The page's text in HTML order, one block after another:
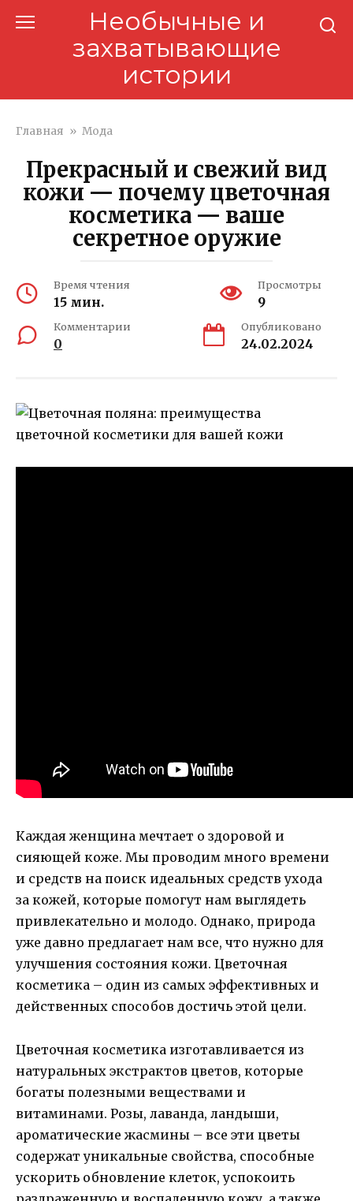
Необычные и
захватывающие
истории
Главная » Мода
Прекрасный и свежий вид
кожи — почему цветочная
косметика — ваше
секретное оружие
Время чтения
15 мин.
Просмотры
9
Комментарии
0
Опубликовано
24.02.2024
Каждая женщина мечтает о здоровой и
сияющей коже. Мы проводим много времени
и средств на поиск идеальных средств ухода
за кожей, которые помогут нам выглядеть
привлекательно и молодо. Однако, природа
уже давно предлагает нам все, что нужно для
улучшения состояния кожи. Цветочная
косметика – один из самых эффективных и
действенных способов достичь этой цели.
Цветочная косметика изготавливается из
натуральных экстрактов цветов, которые
богаты полезными веществами и
витаминами. Розы, лаванда, ландыши,
ароматические жасмины – все эти цветы
содержат уникальные свойства, способные
ускорить обновление клеток, успокоить